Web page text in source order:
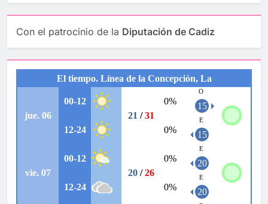
Con el patrocinio de la Diputación de Cadiz